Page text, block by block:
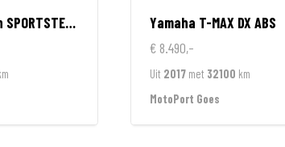
SPORTSTER 1200 CUSTOM LIMITED
Yamaha T-MAX DX ABS
€ 8.490,-
Uit 2017met 32100 km
MotoPort Goes